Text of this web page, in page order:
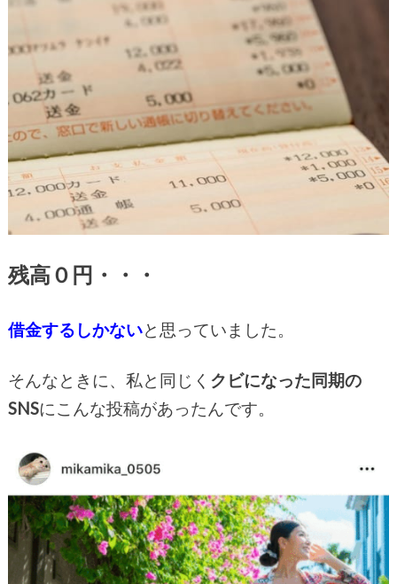
残高０円・・・
借金するしかないと思っていました。
そんなときに、私と同じく クビになった同期の
SNSにこんな投稿があったんです。